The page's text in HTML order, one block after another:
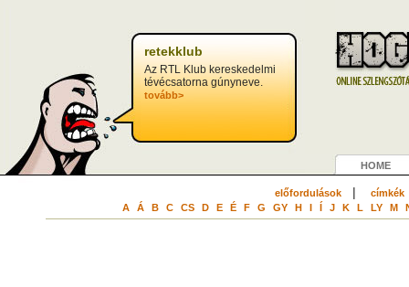
retekklub
Az RTL Klub kereskedelmi
tévécsatorna gúnyneve.
tovább>
HOME
előfordulások| címkék
A Á B C CS D E É F G GY H I Í J K L LY M